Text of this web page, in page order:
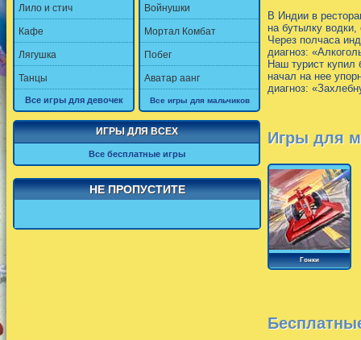
Лило и стич
Кафе
Лягушка
Танцы
Все игры для девочек
Войнушки
Мортал Комбат
Побег
Аватар аанг
Все игры для мальчиков
ИГРЫ ДЛЯ ВСЕХ
Все бесплатные игры
НЕ ПРОПУСТИТЕ
В Индии в
на бутылку
Через полчаса
диагноз:
Наш турист купил
начал на нее
диагноз:
Игры для
Гонки